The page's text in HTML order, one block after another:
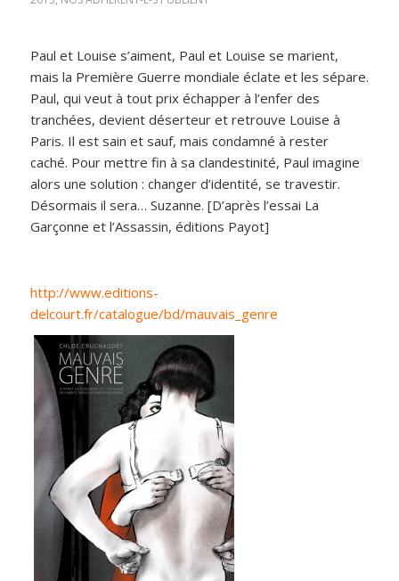
Paul et Louise s’aiment, Paul et Louise se marient,
mais la Première Guerre mondiale éclate et les sépare.
Paul, qui veut à tout prix échapper à l’enfer des
tranchées, devient déserteur et retrouve Louise à
Paris. Il est sain et sauf, mais condamné à rester
caché. Pour mettre fin à sa clandestinité, Paul imagine
alors une solution : changer d’identité, se travestir.
Désormais il sera… Suzanne. [D’après l’essai La
Garçonne et l’Assassin, éditions Payot]
http://www.editions-
delcourt.fr/catalogue/bd/mauvais_genre